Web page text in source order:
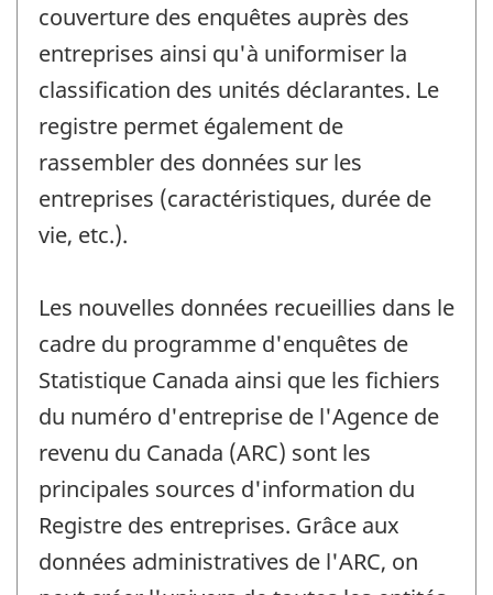
couverture des enquêtes auprès des
entreprises ainsi qu'à uniformiser la
classification des unités déclarantes. Le
registre permet également de
rassembler des données sur les
entreprises (caractéristiques, durée de
vie, etc.).
Les nouvelles données recueillies dans le
cadre du programme d'enquêtes de
Statistique Canada ainsi que les fichiers
du numéro d'entreprise de l'Agence de
revenu du Canada (ARC) sont les
principales sources d'information du
Registre des entreprises. Grâce aux
données administratives de l'ARC, on